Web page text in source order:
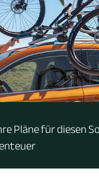
Pläne für diesen